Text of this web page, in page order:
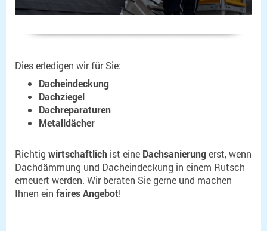
Dies erledigen wir für Sie:
Dacheindeckung
Dachziegel
Dachreparaturen
Metalldächer
Richtig wirtschaftlich ist eine Dachsanierungerst, wenn
Dachdämmung und Dacheindeckung in einem Rutsch
erneuert werden. Wir beraten Sie gerne und machen
Ihnen ein faires Angebot!